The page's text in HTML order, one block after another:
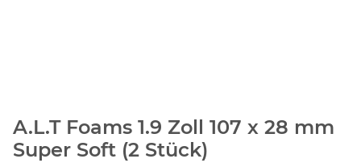
A.L.T Foams 1.9 Zoll 107 x 28 mm
Super Soft (2 Stück)